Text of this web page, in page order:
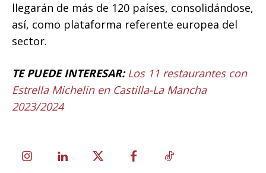
llegarán de más de 120 países, consolidándose,
así, como plataforma referente europea del
sector.
TE PUEDE INTERESAR: Los 11 restaurantes con
Estrella Michelin en Castilla-La Mancha
2023/2024